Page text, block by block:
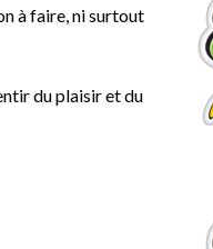
à faire, ni surtout
du plaisir et du